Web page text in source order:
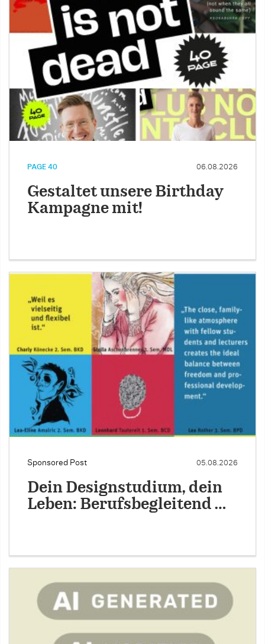
PAGE 40 06.08.2026
Gestaltet unsere Birthday
Kampagne mit!
Sponsored Post 05.08.2026
Dein Designstudium, dein
Leben: Berufsbegleitend …